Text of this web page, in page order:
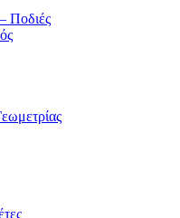
Ποδιές